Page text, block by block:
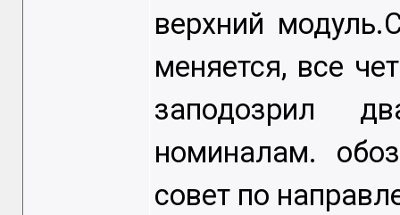
верхний
меняется, все
заподозрил
номиналам.
совет по